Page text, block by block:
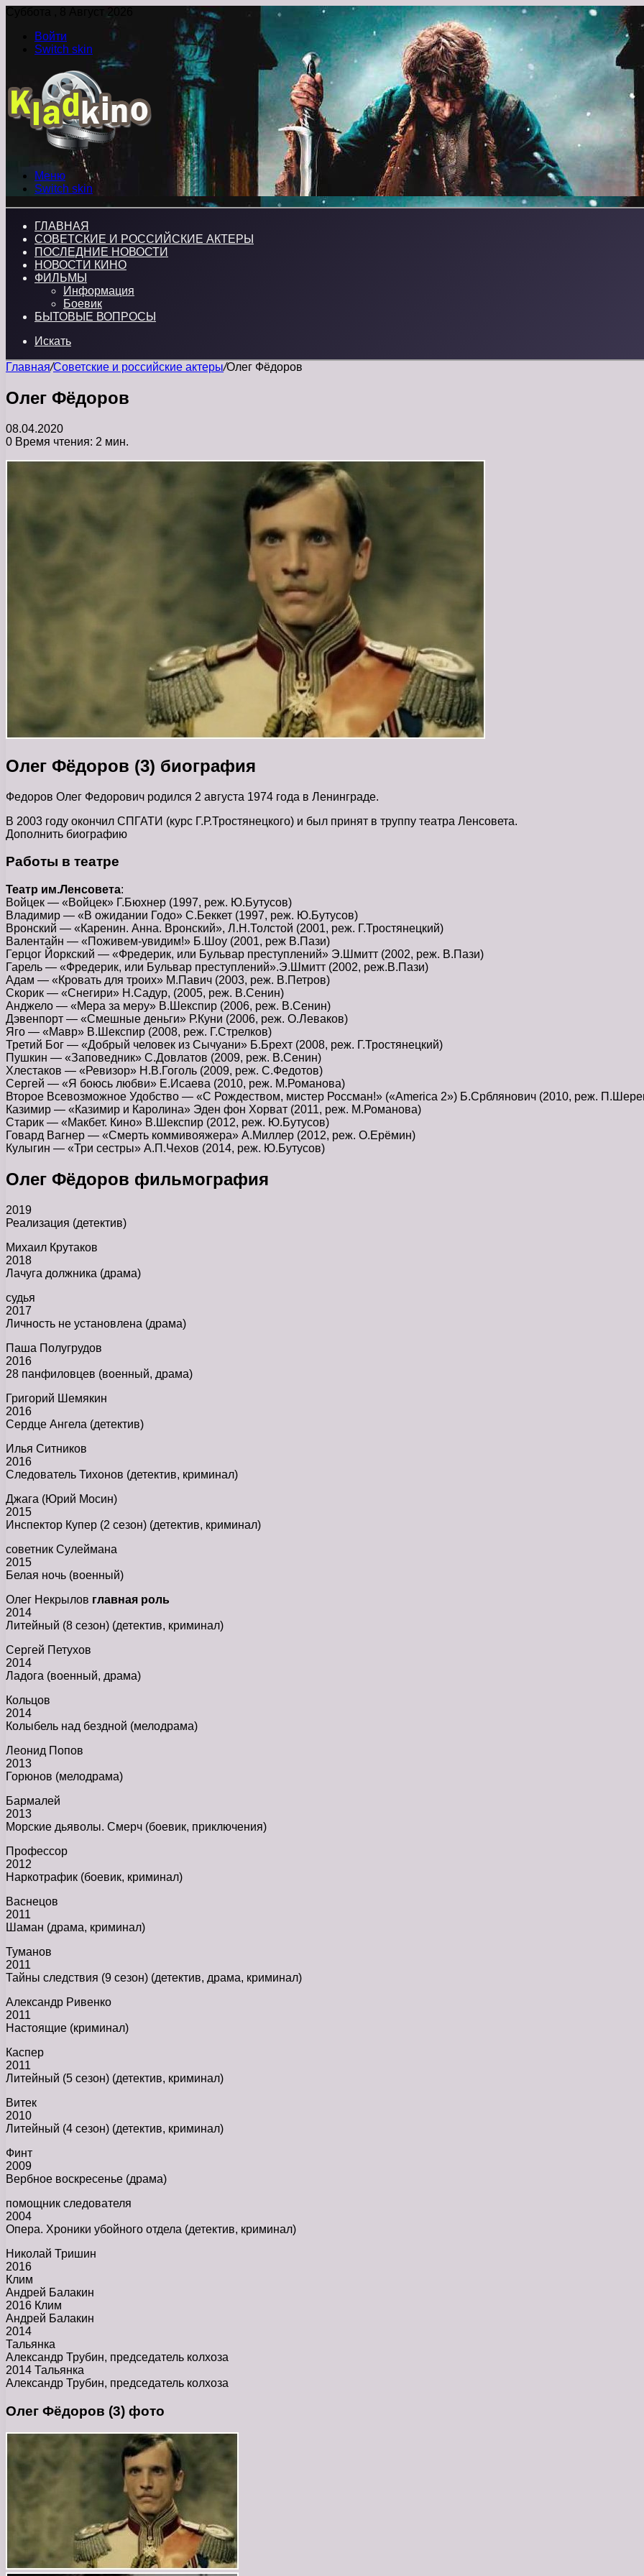
Суббота , 8 Август 2026
Войти
Switch skin
Меню
Switch skin
ГЛАВНАЯ
СОВЕТСКИЕ И РОССИЙСКИЕ АКТЕРЫ
ПОСЛЕДНИЕ НОВОСТИ
НОВОСТИ КИНО
ФИЛЬМЫ
Информация
Боевик
БЫТОВЫЕ ВОПРОСЫ
Искать
Главная/Советские и российские актеры/Олег Фёдоров
Олег Фёдоров
08.04.2020
0 Время чтения: 2 мин.
Олег Фёдоров (3) биография
Федоров Олег Федорович родился 2 августа 1974 года в Ленинграде.
В 2003 году окончил СПГАТИ (курс Г.Р.Тростянецкого) и был принят в труппу театра Ленсовета.
Дополнить биографию
Работы в театре
Театр им.Ленсовета:
Войцек — «Войцек» Г.Бюхнер (1997, реж. Ю.Бутусов)
Владимир — «В ожидании Годо» С.Беккет (1997, реж. Ю.Бутусов)
Вронский — «Каренин. Анна. Вронский», Л.Н.Толстой (2001, реж. Г.Тростянецкий)
Валентайн — «Поживем-увидим!» Б.Шоу (2001, реж В.Пази)
Герцог Йоркский — «Фредерик, или Бульвар преступлений» Э.Шмитт (2002, реж. В.Пази)
Гарель — «Фредерик, или Бульвар преступлений».Э.Шмитт (2002, реж.В.Пази)
Адам — «Кровать для троих» М.Павич (2003, реж. В.Петров)
Скорик — «Снегири» Н.Садур, (2005, реж. В.Сенин)
Анджело — «Мера за меру» В.Шекспир (2006, реж. В.Сенин)
Дэвенпорт — «Смешные деньги» Р.Куни (2006, реж. О.Леваков)
Яго — «Мавр» В.Шекспир (2008, реж. Г.Стрелков)
Третий Бог — «Добрый человек из Сычуани» Б.Брехт (2008, реж. Г.Тростянецкий)
Пушкин — «Заповедник» С.Довлатов (2009, реж. В.Сенин)
Хлестаков — «Ревизор» Н.В.Гоголь (2009, реж. С.Федотов)
Сергей — «Я боюсь любви» Е.Исаева (2010, реж. М.Романова)
Второе Всевозможное Удобство — «С Рождеством, мистер Россман!» («America 2») Б.Срблянович (2010, реж.
Казимир — «Казимир и Каролина» Эден фон Хорват (2011, реж. М.Романова)
Старик — «Макбет. Кино» В.Шекспир (2012, реж. Ю.Бутусов)
Говард Вагнер — «Смерть коммивояжера» А.Миллер (2012, реж. О.Ерёмин)
Кулыгин — «Три сестры» А.П.Чехов (2014, реж. Ю.Бутусов)
Олег Фёдоров фильмография
2019
Реализация (детектив)
Михаил Крутаков
2018
Лачуга должника (драма)
судья
2017
Личность не установлена (драма)
Паша Полугрудов
2016
28 панфиловцев (военный, драма)
Григорий Шемякин
2016
Сердце Ангела (детектив)
Илья Ситников
2016
Следователь Тихонов (детектив, криминал)
Джага (Юрий Мосин)
2015
Инспектор Купер (2 сезон) (детектив, криминал)
советник Сулеймана
2015
Белая ночь (военный)
Олег Некрылов главная роль
2014
Литейный (8 сезон) (детектив, криминал)
Сергей Петухов
2014
Ладога (военный, драма)
Кольцов
2014
Колыбель над бездной (мелодрама)
Леонид Попов
2013
Горюнов (мелодрама)
Бармалей
2013
Морские дьяволы. Смерч (боевик, приключения)
Профессор
2012
Наркотрафик (боевик, криминал)
Васнецов
2011
Шаман (драма, криминал)
Туманов
2011
Тайны следствия (9 сезон) (детектив, драма, криминал)
Александр Ривенко
2011
Настоящие (криминал)
Каспер
2011
Литейный (5 сезон) (детектив, криминал)
Витек
2010
Литейный (4 сезон) (детектив, криминал)
Финт
2009
Вербное воскресенье (драма)
помощник следователя
2004
Опера. Хроники убойного отдела (детектив, криминал)
Николай Тришин
2016
Клим
Андрей Балакин
2016 Клим
Андрей Балакин
2014
Тальянка
Александр Трубин, председатель колхоза
2014 Тальянка
Александр Трубин, председатель колхоза
Олег Фёдоров (3) фото